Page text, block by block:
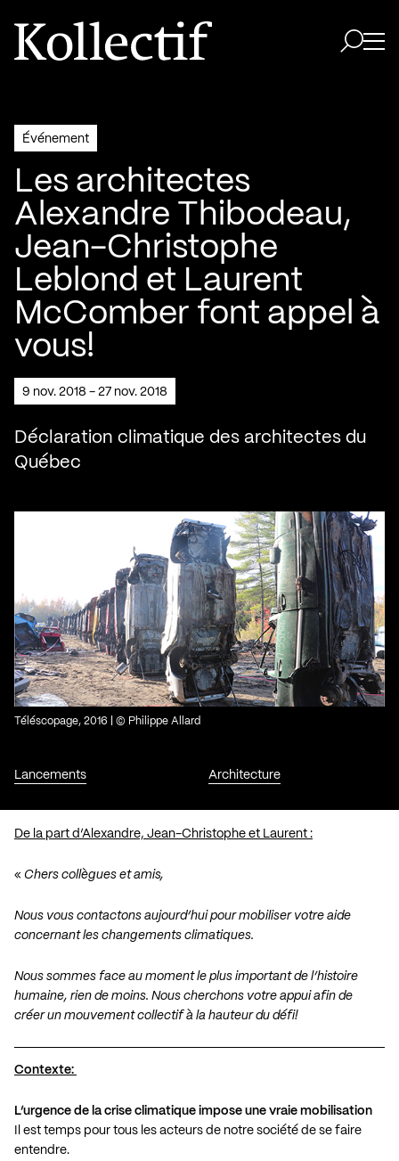
Aller à la page d'accueil
Logo Kollectif
Événement
Les architectes
Alexandre Thibodeau,
Jean-Christophe
Leblond et Laurent
McComber font appel à
vous!
9 nov. 2018 - 27 nov. 2018
Déclaration climatique des architectes du
Québec
Lancements Architecture
Téléscopage, 2016 | © Philippe Allard
De la part d’Alexandre, Jean-Christophe et Laurent :
« Chers collègues et amis,
Nous vous contactons aujourd’hui pour mobiliser votre aide
concernant les changements climatiques.
Nous sommes face au moment le plus important de l’histoire
humaine, rien de moins. Nous cherchons votre appui afin de
créer un mouvement collectif à la hauteur du défi!
Contexte:
L’urgence de la crise climatique impose une vraie mobilisation
Il est temps pour tous les acteurs de notre société de se faire
entendre.